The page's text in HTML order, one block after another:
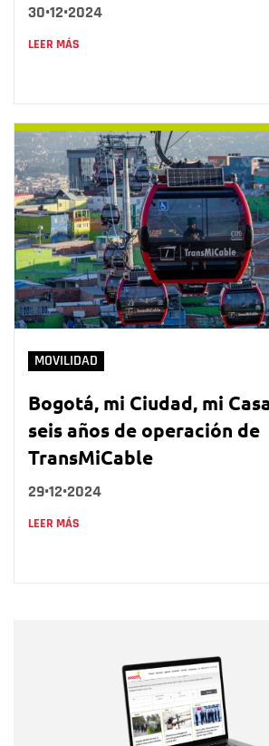
30•12•2024
LEER MÁS
MOVILIDAD
Bogotá, mi Ciudad, mi
seis años de operación de
TransMiCable
29•12•2024
LEER MÁS
Correo electrónico